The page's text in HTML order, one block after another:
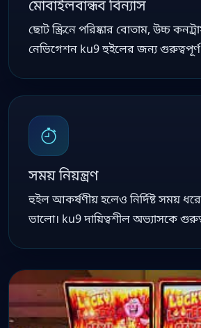
মোবাইলবান্ধব বিন্যাস
ছোট স্ক্রিনে পরিষ্কার বোতাম, উচ্চ
নেভিগেশন ku9 হুইলের জন্য
সময় নিয়ন্ত্রণ
হুইল আকর্ষণীয় হলেও নির্দিষ্ট সময়
ভালো। ku9 দায়িত্বশীল অভ্যাসকে